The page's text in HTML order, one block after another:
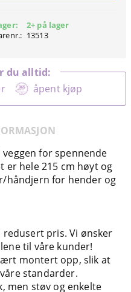
2+ på lager
13513
åpent kjøp
du alltid:
for spennende
er hele 215 cm høyt og
håndjern for hender og
pris. Vi ønsker
til våre kunder!
montert opp, slik at
standarder.
men støv og enkelte